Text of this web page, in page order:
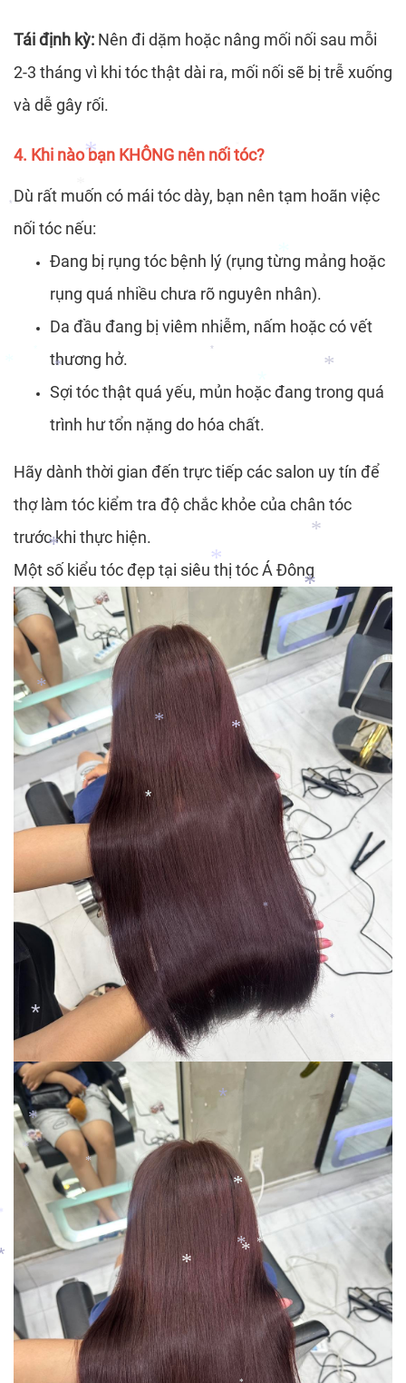
*
*
*
*
*
*
*
*
*
*
*
*
*
*
*
*
*
*
*
*
*
*
*
*
*
Tái định kỳ: Nên đi dặm hoặc nâng mối nối sau mỗi
2-3 tháng vì khi tóc thật dài ra, mối nối sẽ bị trễ xuống
và dễ gây rối.
4. Khi nào bạn KHÔNG nên nối tóc?
Dù rất muốn có mái tóc dày, bạn nên tạm hoãn việc
nối tóc nếu:
Đang bị rụng tóc bệnh lý (rụng từng mảng hoặc
rụng quá nhiều chưa rõ nguyên nhân).
Da đầu đang bị viêm nhiễm, nấm hoặc có vết
thương hở.
Sợi tóc thật quá yếu, mủn hoặc đang trong quá
trình hư tổn nặng do hóa chất.
Hãy dành thời gian đến trực tiếp các salon uy tín để
thợ làm tóc kiểm tra độ chắc khỏe của chân tóc
trước khi thực hiện.
Một số kiểu tóc đẹp tại siêu thị tóc Á Đông